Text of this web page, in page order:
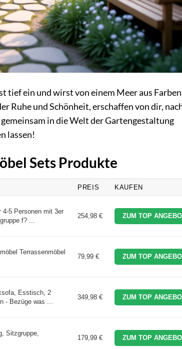
tief ein und wirst von einem Meer aus
Ruhe und Schönheit, erschaffen von dir,
in die Welt der Gartengestaltung
lassen!
Sets Produkte
PREIS KAUFEN
5 Personen mit 3er
f? ...
254,98 € ZUM TOP
Terrassenmöbel
79,99 € ZUM TOP
Esstisch, 2
- Bezüge was ...
349,98 € ZUM TOP
Sitzgruppe,
179,99 € ZUM TOP